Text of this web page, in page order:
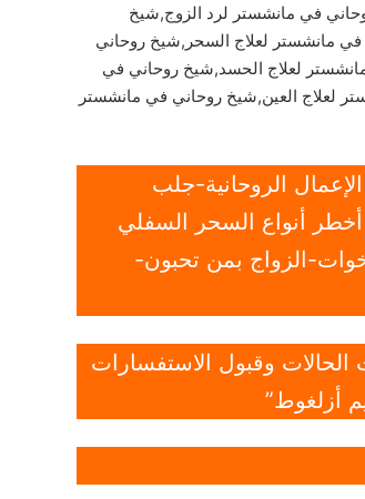
في مانشستر لرد الزوج,شيخ
مانشستر لعلاج السحر,شيخ روحاني
لعلاج الحسد,شيخ روحاني في
لعلاج العين,شيخ روحاني في مانشستر
الروحانية-جلب
أنواع السحر السفلي
الزواج بمن تحبون-
الحالات وقبول الاستفسارات
أزلغوط”